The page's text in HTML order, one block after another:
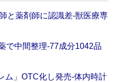
と薬剤師に認識差‐獣医療専
で中間整理‐77成分1042品
ム」OTC化し発売‐体内時計